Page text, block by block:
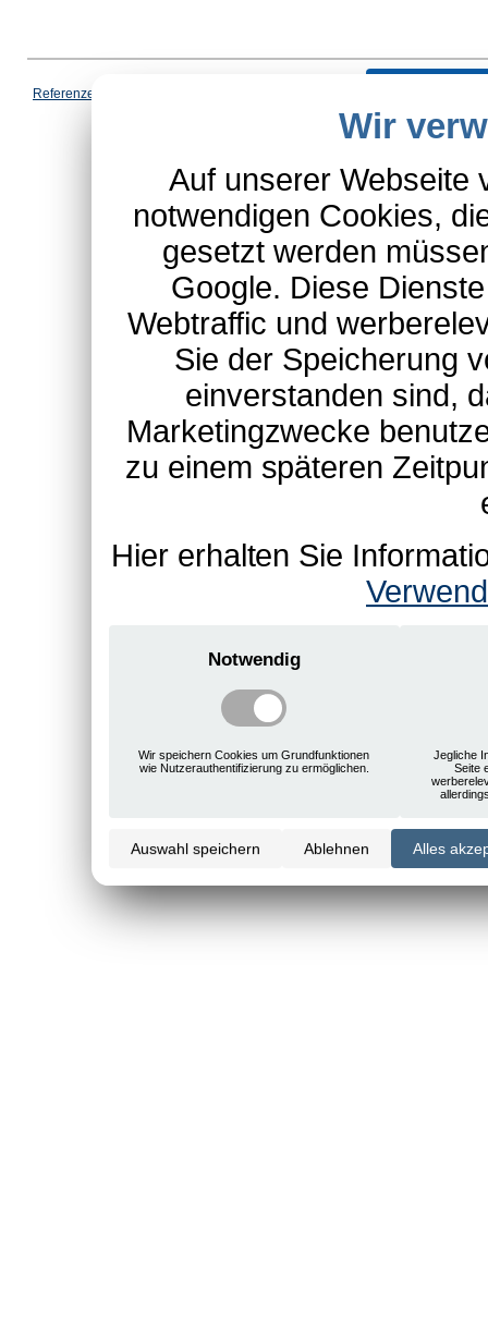
Referenzen
*Schulte-Hauptkatalog,
Wir
Auf unserer Webseite
notwendigen Cookies,
gesetzt werden
Google. Diese
Webtraffic und
Sie der Speicherung
einverstanden sind,
Marketingzwecke
zu einem späteren
Hier erhalten Sie
Notwendig
Wir speichern Cookies um Grundfunktionen
wie Nutzerauthentifizierung zu ermöglichen.
Jegliche
Seite
Auswahl speichern Ablehnen Alles